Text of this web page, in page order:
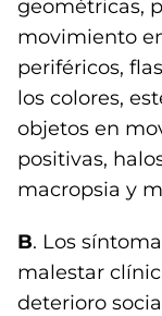
geométricas,
movimiento
periféricos,
los colores,
objetos en
positivas,
macropsia y
B. Los
malestar
deterioro